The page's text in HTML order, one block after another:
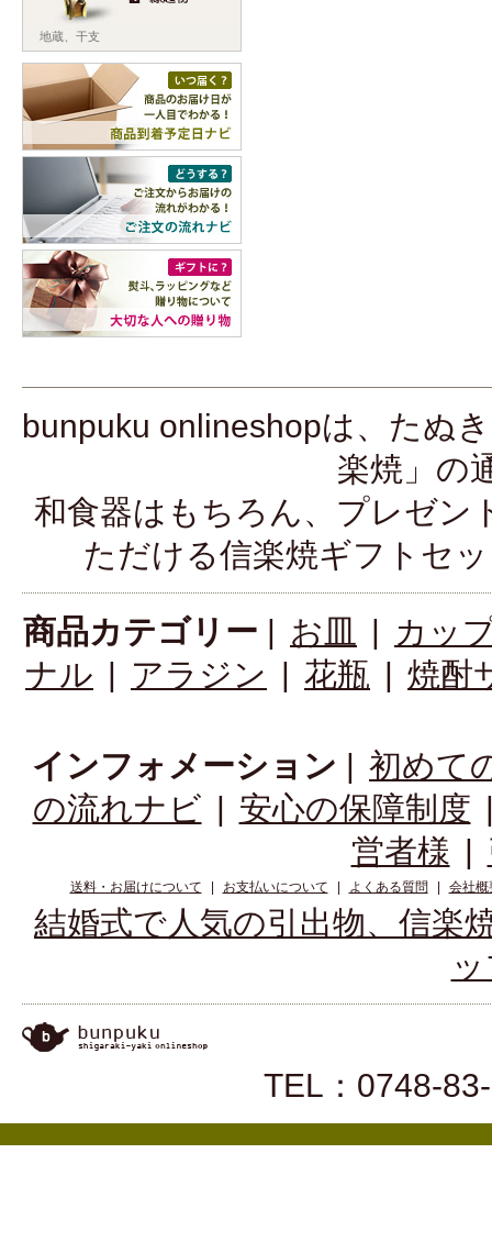
地蔵 干支
bunpuku onlineshopは、たぬ
楽焼」の
和食器はもちろん、プレゼン
ただける信楽焼ギフトセ
商品カテゴリー | お皿 | カッ
ナル | アラジン | 花瓶 | 焼酎
インフォメーション | 初めて
の流れナビ | 安心の保障制度
営者様 |
送料・お届けについて お支払いについて よくある質問 会社概
結婚式で人気の引出物、信楽
TEL：0748-